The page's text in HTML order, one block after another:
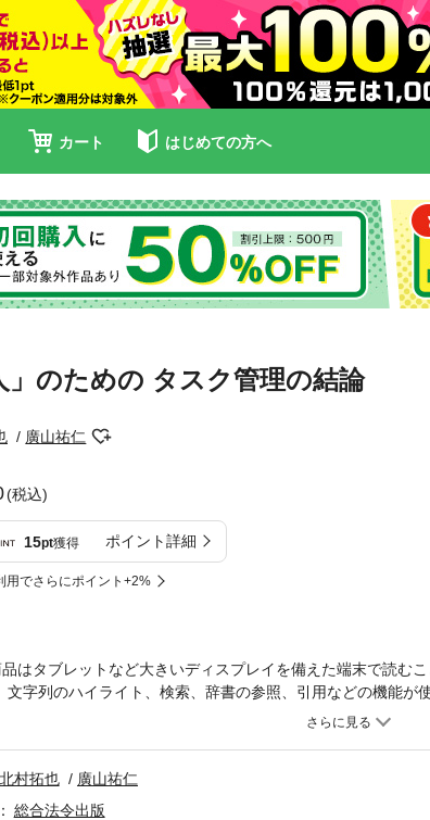
カート はじめての方へ
」のための タスク管理の結論
廣山祐仁
(税込)
15pt獲得 ポイント詳細
用でさらにポイント+2%
はタブレットなど大きいディスプレイを備えた端末で読む
文字列のハイライト、検索、辞書の参照、引用などの機能が
すフレームワーク＝「ウェルビーイングスクラム」有名で実
ある【ウェルビーイングスクラム】に辿り着きました。ウェ
し、短期間で生産性を300％から最大800％に向上したアジ
北村拓也
廣山祐仁
総合法令出版